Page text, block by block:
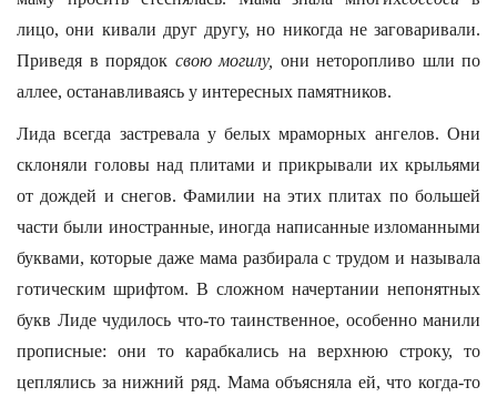
лицо, они кивали друг другу, но никогда не заговаривали.
Приведя в порядок свою могилу, они неторопливо шли по
аллее, останавливаясь у интересных памятников.
Лида всегда застревала у белых мраморных ангелов. Они
склоняли головы над плитами и прикрывали их крыльями
от дождей и снегов. Фамилии на этих плитах по большей
части были иностранные, иногда написанные изломанными
буквами, которые даже мама разбирала с трудом и называла
готическим шрифтом. В сложном начертании непонятных
букв Лиде чудилось что-то таинственное, особенно манили
прописные: они то карабкались на верхнюю строку, то
цеплялись за нижний ряд. Мама объясняла ей, что когда-то